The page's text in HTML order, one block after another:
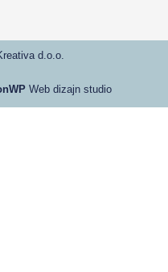
d.o.o.
Web dizajn studio